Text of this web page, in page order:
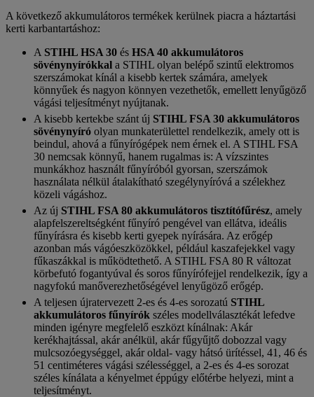
A következő akkumulátoros termékek kerülnek piacra a háztartási
kerti karbantartáshoz:
A STIHL HSA 30 és HSA 40 akkumulátoros
sövénynyírókkal a STIHL olyan belépő szintű elektromos
szerszámokat kínál a kisebb kertek számára, amelyek
könnyűek és nagyon könnyen vezethetők, emellett lenyűgöző
vágási teljesítményt nyújtanak.
A kisebb kertekbe szánt új STIHL FSA 30 akkumulátoros
sövénynyíró olyan munkaterülettel rendelkezik, amely ott is
beindul, ahová a fűnyírógépek nem érnek el. A STIHL FSA
30 nemcsak könnyű, hanem rugalmas is: A vízszintes
munkákhoz használt fűnyíróból gyorsan, szerszámok
használata nélkül átalakítható szegélynyíróvá a szélekhez
közeli vágáshoz.
Az új STIHL FSA 80 akkumulátoros tisztítófűrész, amely
alapfelszereltségként fűnyíró pengével van ellátva, ideális
fűnyírásra és kisebb kerti gyepek nyírására. Az erőgép
azonban más vágóeszközökkel, például kaszafejekkel vagy
fűkaszákkal is működtethető. A STIHL FSA 80 R változat
körbefutó fogantyúval és soros fűnyírófejjel rendelkezik, így a
nagyfokú manőverezhetőségével lenyűgöző erőgép.
A teljesen újratervezett 2-es és 4-es sorozatú STIHL
akkumulátoros fűnyírók széles modellválasztékát lefedve
minden igényre megfelelő eszközt kínálnak: Akár
kerékhajtással, akár anélkül, akár fűgyűjtő dobozzal vagy
mulcsozóegységgel, akár oldal- vagy hátsó ürítéssel, 41, 46 és
51 centiméteres vágási szélességgel, a 2-es és 4-es sorozat
széles kínálata a kényelmet éppúgy előtérbe helyezi, mint a
teljesítményt.